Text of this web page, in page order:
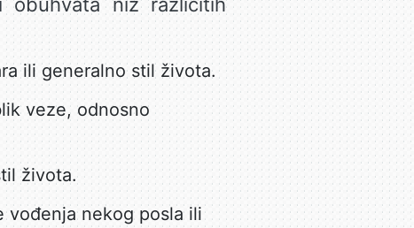
ili generalno stil života.
veze, odnosno
života.
vođenja nekog posla ili